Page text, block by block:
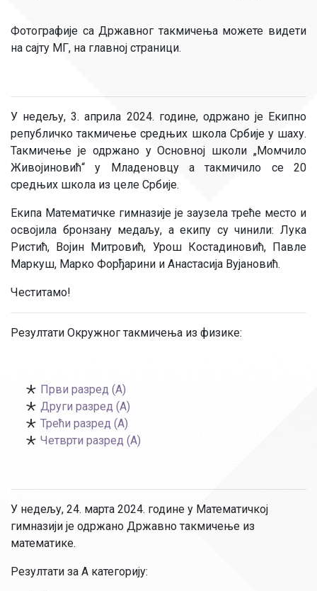
Фотографије са Државног такмичења можете видети
на сајту МГ, на главној страници.
У недељу, 3. априла 2024. године, одржано је Екипно
републичко такмичење средњих школа Србије у шаху.
Такмичење је одржано у Основној школи „Момчило
Живојиновић“ у Младеновцу а такмичило се 20
средњих школа из целе Србије.
Екипа Математичке гимназије је заузела треће место и
освојила бронзану медаљу, а екипу су чинили: Лука
Ристић, Војин Митровић, Урош Костадиновић, Павле
Маркуш, Марко Форђарини и Анастасија Вујановић.
Честитамо!
Резултати Окружног такмичења из физике:
Први разред (А)
Други разред (А)
Трећи разред (А)
Четврти разред (А)
У недељу, 24. марта 2024. године у Математичкој
гимназији је одржано Државно такмичење из
математике.
Резултати за А категорију: